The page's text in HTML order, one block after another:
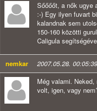
Sőőőőt, a nők ugye
:-) Egy ilyen fuvart
kalandnak sem
150-160 közötti
Caligula
nemkar 2007.05.28. 00:05:39
Még valami.
volt, igen, vagy